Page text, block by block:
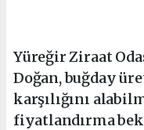
Yüreğir Ziraat
Doğan, buğday
karşılığını
fiyatlandırma